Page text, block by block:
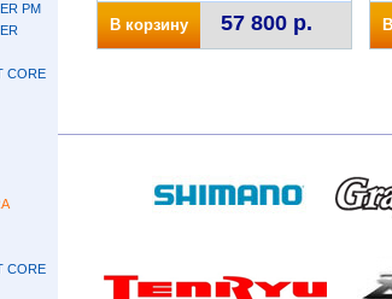
PM
CORE
CORE
В корзину 57 800 р.